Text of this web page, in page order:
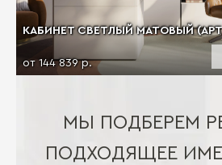
КАБИНЕТ СВЕТЛЫЙ МАТОВЫЙ (АРТ.
от 144 839 р.
МЫ ПОДБЕРЕМ
ПОДХОДЯЩЕЕ